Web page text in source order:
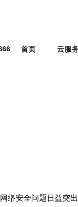
首页 云服
络安全问题日益突